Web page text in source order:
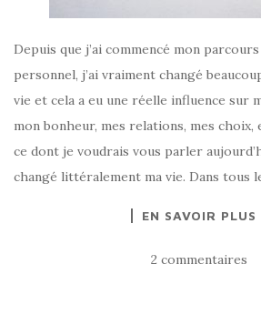
Depuis que j’ai commencé mon
personnel, j’ai vraiment changé
vie et cela a eu une réelle influence sur
mon bonheur, mes relations, mes choix,
ce dont je voudrais vous parler
changé littéralement ma vie. Dans tous
EN SAVOIR PLUS
2 commentaires